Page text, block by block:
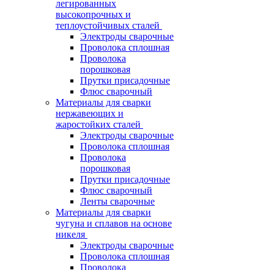
легированных
высокопрочных и
теплоустойчивых сталей
Электроды сварочные
Проволока сплошная
Проволока
порошковая
Прутки присадочные
Флюс сварочный
Материалы для сварки
нержавеющих и
жаростойких сталей
Электроды сварочные
Проволока сплошная
Проволока
порошковая
Прутки присадочные
Флюс сварочный
Ленты сварочные
Материалы для сварки
чугуна и сплавов на основе
никеля
Электроды сварочные
Проволока сплошная
Проволока